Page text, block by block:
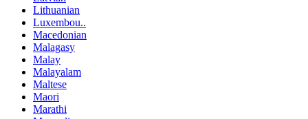
Lithuanian
Luxembou..
Macedonian
Malagasy
Malay
Malayalam
Maltese
Maori
Marathi